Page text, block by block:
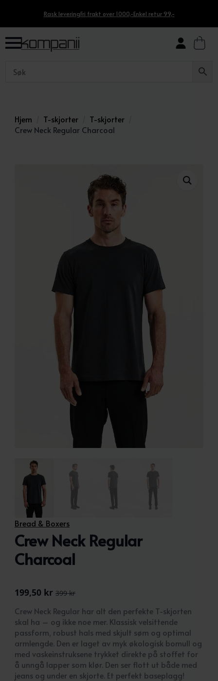
Rask leveringFri frakt over 1000,-Enkel retur 99,-
Hjem T-skjorter
T-skjorter
Crew Neck Regular Charcoal
Bread & Boxers
Crew Neck Regular
Charcoal
399kr
Opprinnelig
pris
var:
399 kr.
199,50 kr
Nåværende
pris
er:
199,50 kr.
Crew Neck Regular har alt den perfekte T-skjorten
skal ha – og ikke noe mer. Klassisk velsittende
passform, robust hals med skjult søm og optimal
armlengde. Den er laget av myk økologisk bomull og
med vaskeinstruksene trykket direkte på stoffet for
å unngå lapper som klør. Den ser flott ut både med
jeans og under en skjorte. Et perfekt baseplagg!